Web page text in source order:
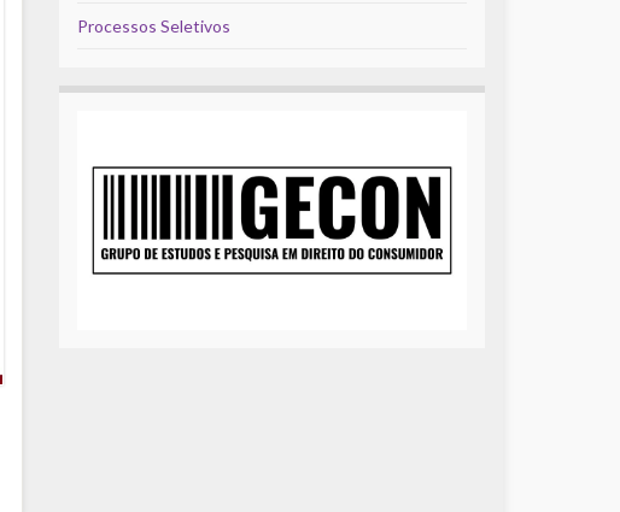
Processos Seletivos